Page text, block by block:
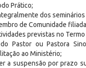
Prático;
dos
de Comunidade filiada
previstas no
Pastor ou Pastora
ao Ministério;
a suspensão por prazo